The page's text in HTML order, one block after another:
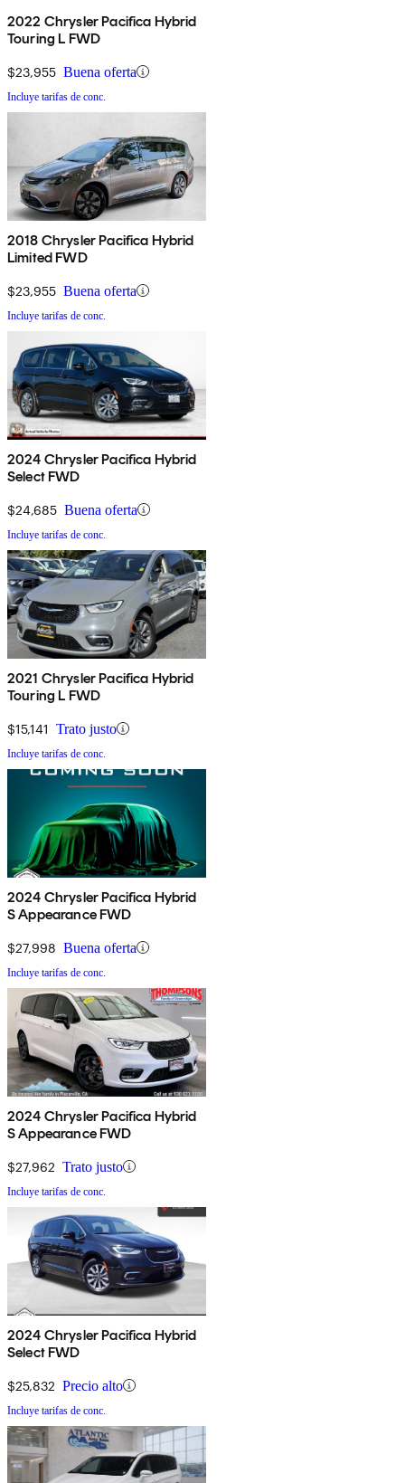
2022 Chrysler Pacifica Hybrid
Touring L FWD
$23,955 Buena oferta
Incluye tarifas de conc.
2018 Chrysler Pacifica Hybrid
Limited FWD
$23,955 Buena oferta
Incluye tarifas de conc.
2024 Chrysler Pacifica Hybrid
Select FWD
$24,685 Buena oferta
Incluye tarifas de conc.
2021 Chrysler Pacifica Hybrid
Touring L FWD
$15,141 Trato justo
Incluye tarifas de conc.
2024 Chrysler Pacifica Hybrid
S Appearance FWD
$27,998 Buena oferta
Incluye tarifas de conc.
2024 Chrysler Pacifica Hybrid
S Appearance FWD
$27,962 Trato justo
Incluye tarifas de conc.
2024 Chrysler Pacifica Hybrid
Select FWD
$25,832 Precio alto
Incluye tarifas de conc.